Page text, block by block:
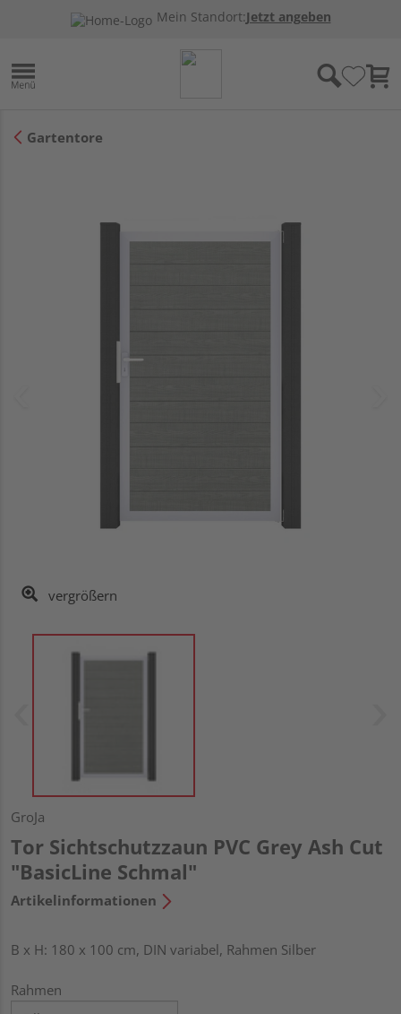
Mein Standort:Jetzt angeben
Gartentore
vergrößern
GroJa
Tor Sichtschutzzaun PVC Grey Ash Cut
"BasicLine Schmal"
Artikelinformationen
B x H: 180 x 100 cm, DIN variabel, Rahmen Silber
Rahmen